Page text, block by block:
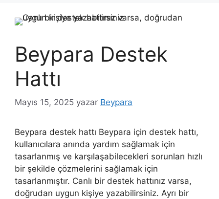
Beypara Destek
Hattı
Mayıs 15, 2025 yazar Beypara
Beypara destek hattı Beypara için destek hattı,
kullanıcılara anında yardım sağlamak için
tasarlanmış ve karşılaşabilecekleri sorunları hızlı
bir şekilde çözmelerini sağlamak için
tasarlanmıştır. Canlı bir destek hattınız varsa,
doğrudan uygun kişiye yazabilirsiniz. Ayrı bir